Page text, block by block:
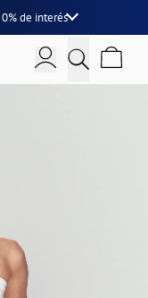
0% de interés